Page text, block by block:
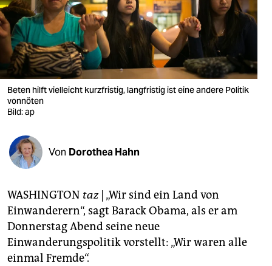
nord
wahrheit
verlag
verlag
veranstaltungen
shop
fragen & hilfe
abo
genossenschaft
epaper login
Beten hilft vielleicht kurzfristig, langfristig ist eine andere Politik
vonnöten
Bild: ap
Von Dorothea Hahn
WASHINGTON taz| „Wir sind ein Land von
Einwanderern“, sagt Barack Obama, als er am
Donnerstag Abend seine neue
Einwanderungspolitik vorstellt: „Wir waren alle
einmal Fremde“.